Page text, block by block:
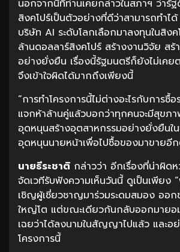
นอกจากนี้ที่ท่านเคยกล่าวในสภาฯ ว่ารั
สิงคโปร์เป็นตัวอย่างที่ดีว่าสามารถทำได้
บริษัท AI ระดับโลกเลือกมาลงทุนในสิง
ล้านดอลลาร์สิงคโปร์ สร้างงานวิจัย สร้
อย่างยั่งยืน เรื่องนี้รัฐมนตรีก็ยังไม่เคย
จึงเข้าใจผิดได้มากถึงเพียงนี้
“การทำโครงการนี้ไม่ต่างอะไรกับการซื้
แจกห้าล้านคู่แล้วบอกว่าทุกคนจะมีสุขภ
อุดหนุนสร้างอุตสาหกรรมอย่างยั่งยืนใน
อุดหนุนนายหน้าเพื่อไปซื้อของมาขายอี
นายธีระชาติ กล่าวว่า อีกเรื่องที่น่าผิด
จัดเวทีรับฟังความเห็นวันนี้ ดูเป็นเพียง
เชิญผู้เชี่ยวชาญมาร่วมระดมสมอง ออก
ใหญ่โต แต่ขณะเดียวกันกลับออกมายอ
เฉยว่าได้ลงนามในสัญญาไปแล้ว และอย่
โครงการนี้